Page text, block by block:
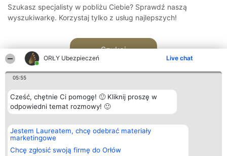
ORŁY Ubezpieczeń Live chat
05:55
Cześć, chętnie Ci pomogę! 🙂 Kliknij proszę w
odpowiedni temat rozmowy! 🙂
Jestem Laureatem, chcę odebrać materiały
marketingowe
Chcę zgłosić swoją firmę do Orłów
Szukasz specjalisty w pobliżu Ciebie? Sprawdź naszą
wyszukiwarkę. Korzystaj tylko z usług najlepszych!
Szukaj
Organizator plebiscytu
Bright Side Solutions sp. z o.
o. sp. k.
ul. Ruska 22
Wrocław 50-079
Plebiscyt
Laureaci
wszystkich
Laureatów
Kontakt
Kontakt